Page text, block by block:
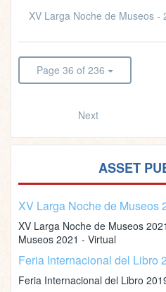
XV Larga Noche de Museos -
Page 36 of 236
Next
ASSET
XV Larga Noche de Museos
XV Larga Noche de Museos
Museos 2021 - Virtual
Feria Internacional del Libro
Feria Internacional del Libro